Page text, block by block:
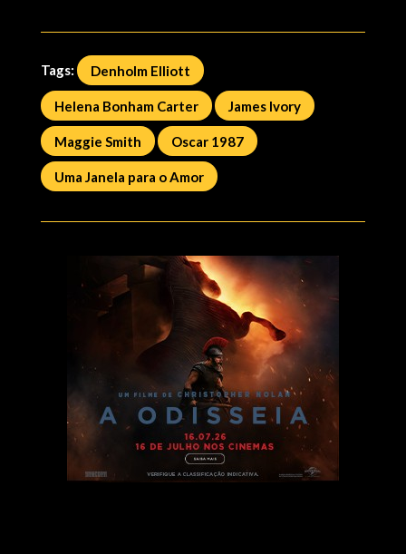
Tags: Denholm Elliott
Helena Bonham Carter James Ivory
Maggie Smith Oscar 1987
Uma Janela para o Amor